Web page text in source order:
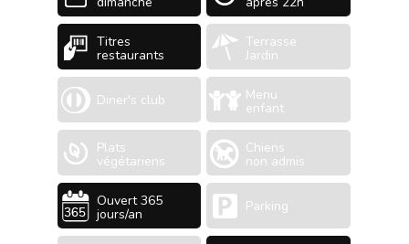
Titres
restaurants
Terrasse
Jardin
Diner's club Menu
enfant
Plats
végétariens
Chiens
non admis
Ouvert 365
jours/an Parking